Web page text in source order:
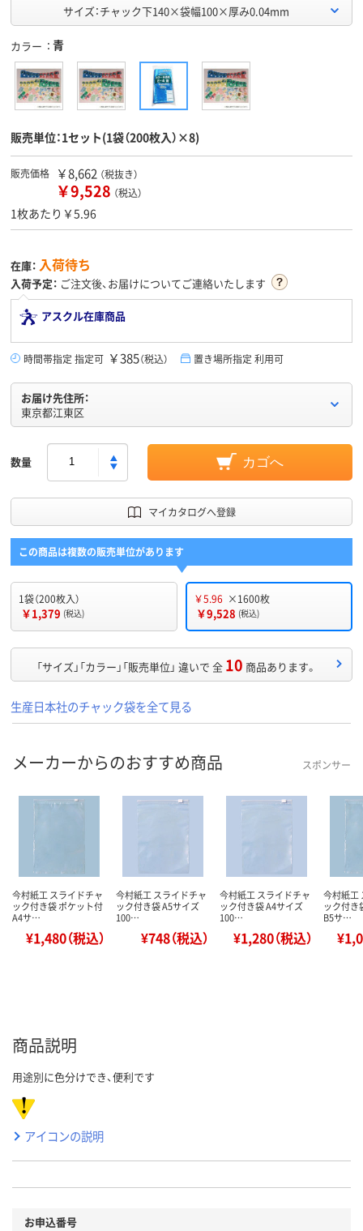
サイズ：チャック下140×袋幅100×厚み0.04mm
カラー 青
販売単位：1セット(1袋（200枚入）×8)
販売価格 ￥8,662 （税抜き）
￥9,528 （税込）
1枚あたり￥5.96
在庫： 入荷待ち
入荷予定： ご注文後、お届けについてご連絡いたします
アスクル在庫商品
時間帯指定 指定可 ￥385（税込） 置き場所指定 利用可
お届け先住所：
東京都江東区
数量 カゴへ
マイカタログへ登録
この商品は複数の販売単位があります
1袋（200枚入）
￥1,379 (税込)
￥5.96 ×1600枚
￥9,528 (税込)
「サイズ」「カラー」「販売単位」 違いで 全 10 商品あります。
生産日本社のチャック袋を全て見る
メーカーからのおすすめ商品 スポンサー
今村紙工 スライドチャ
ック付き袋 ポケット付
A4サ…
¥1,480（税込）
今村紙工 スライドチャ
ック付き袋 A5サイズ
100…
¥748（税込）
今村紙工 スライドチャ
ック付き袋 A4サイズ
100…
¥1,280（税込）
今村紙工
ック付き
B5サ…
商品説明
用途別に色分けでき、便利です
アイコンの説明
お申込番号